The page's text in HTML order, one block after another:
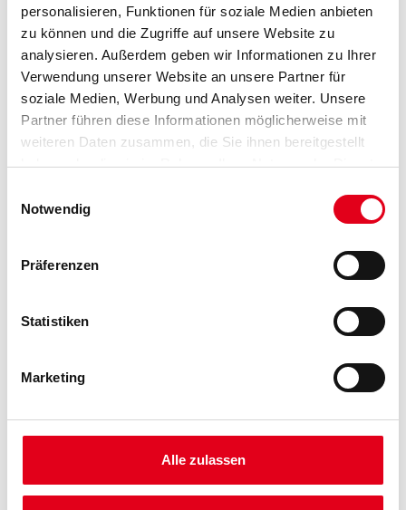
personalisieren, Funktionen für soziale Medien anbieten
zu können und die Zugriffe auf unsere Website zu
analysieren. Außerdem geben wir Informationen zu Ihrer
Verwendung unserer Website an unsere Partner für
soziale Medien, Werbung und Analysen weiter. Unsere
Partner führen diese Informationen möglicherweise mit
weiteren Daten zusammen, die Sie ihnen bereitgestellt
haben oder die sie im Rahmen Ihrer Nutzung der Dienste
Notwendig
Präferenzen
Statistiken
Marketing
Alle zulassen
VIELLEICHT GEFÄLLT IHNEN AUCH...
Orac Decofix Pro FDP 500
3009-000374
sehen
Orac Decofix Ultra FX 400
270 ml für Stoßstellen
- Wasserfest